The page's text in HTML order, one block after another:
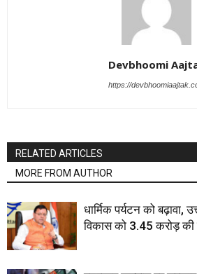
Devbhoomi
https://
RELATED ARTICLES
MORE FROM AUTHOR
धार्मिक पर्यटन को बढ़ावा,
विकास को 3.45 करोड़